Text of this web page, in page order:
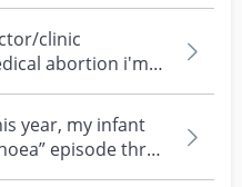
clinic
abortion i'm
year, my infant
episode three